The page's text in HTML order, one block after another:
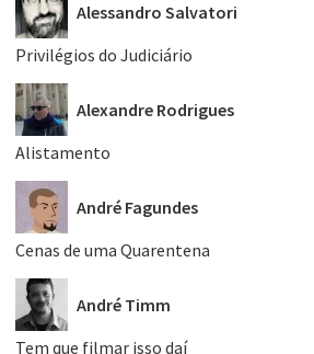
Alessandro Salvatori
Privilégios do Judiciário
Alexandre Rodrigues
Alistamento
André Fagundes
Cenas de uma Quarentena
André Timm
Tem que filmar isso daí